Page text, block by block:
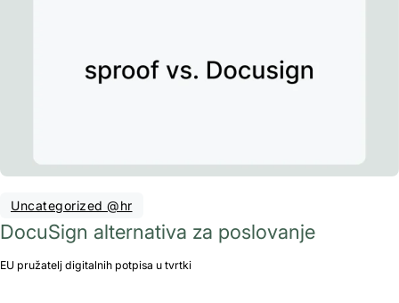
Uncategorized @hr
DocuSign alternativa za poslovanje
EU pružatelj digitalnih potpisa u tvrtki